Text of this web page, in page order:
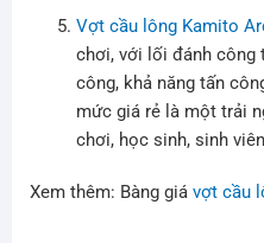
Vợt cầu lông Kamito
chơi, với lối đánh công
công, khả năng tấn
mức giá rẻ là một trải
chơi, học sinh, sinh
Xem thêm: Bàng giá vợt cầu